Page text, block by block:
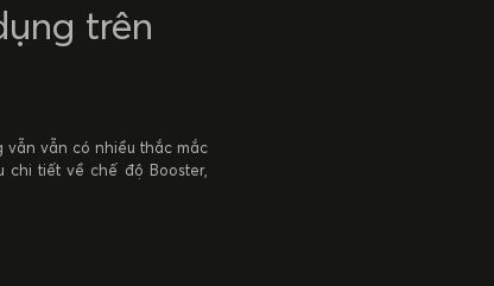
trên
vẫn có nhiều thắc mắc
chi tiết về chế độ Booster,